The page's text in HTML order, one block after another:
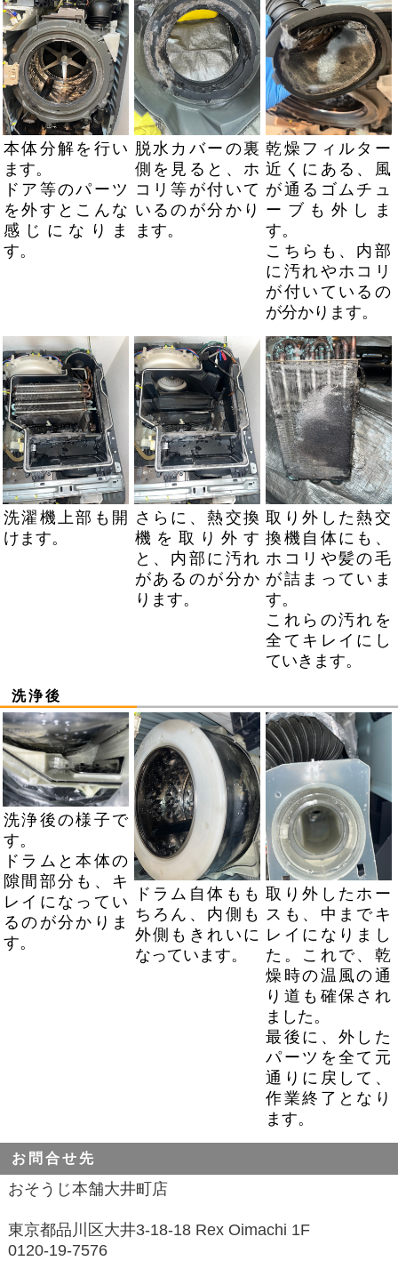
本体分解を行い
ます。
ドア等のパーツ
を外すとこんな
感じになりま
す。
脱水カバーの裏
側を見ると、ホ
コリ等が付いて
いるのが分かり
ます。
乾燥フィルター
近くにある、風
が通るゴムチュ
ーブも外しま
す。
こちらも、内部
に汚れやホコリ
が付いているの
が分かります。
洗濯機上部も開
けます。
さらに、熱交換
機を取り外す
と、内部に汚れ
があるのが分か
ります。
取り外した熱交
換機自体にも、
ホコリや髪の毛
が詰まっていま
す。
これらの汚れを
全てキレイにし
ていきます。
洗浄後
洗浄後の様子で
す。
ドラムと本体の
隙間部分も、キ
レイになってい
るのが分かりま
す。
ドラム自体もも
ちろん、内側も
外側もきれいに
なっています。
取り外したホー
スも、中までキ
レイになりまし
た。これで、乾
燥時の温風の通
り道も確保され
ました。
最後に、外した
パーツを全て元
通りに戻して、
作業終了となり
ます。
お問合せ先
おそうじ本舗大井町店
東京都品川区大井3-18-18 Rex Oimachi 1F
0120-19-7576